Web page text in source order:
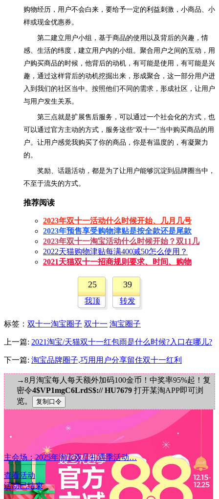
购物经历，用户不会白来，要给予一定的利益刺激，小商品、小
样或现金优惠券。
第二建立用户小组，基于商品的使用以及背后的兴趣，情
感、生活的纬度，建立用户内的小组。聚合用户之间的互动，用
户购买商品的时候，他背后的动机，有可能是使用，有可能是兴
趣，通过这样背后的动机挖掘出来，形成聚合，这一部分用户进
入到我们的社区当中。按照他们不同的需求，形成社区，让用户
与用户发生关系。
第三点就是扩展售后服务，可以通过一个社会化的方式，也
可以通过官方主动的方式，服务这些“双十一”当中购买商品的用
户。让用户感觉我购买了你的商品，你是有温度的，有凝聚力
的。
奖励、话题活动，都是为了让用户能够沉淀到品牌圈当中，
不至于流失的方式。
推荐阅读
2023年双十一活动什么时候开始、几月几号
2023年预售享受购物津贴是按全款还是尾款
2023年双十一淘宝活动什么时候开始？双11几
2022天猫购物津贴每满400减50怎么使用？
2021天猫双十一招商规则要求、时间、购物
25
我顶
39
转发
标签 ： 双十一淘宝圈子 双十一 淘宝圈子
上一篇: 2021淘宝/天猫双十一红包雨是什么时候?入口在哪儿?
下一篇: 淘宝品牌圈子,巧用用户分享留住双十一红利
→8月淘宝每人每天额外加码100金币！中奖率95%起！复
密令4$VP1mgC6LrdS$:// HU7679 打开某淘APP即可浏
览。
主会场：2025年淘宝双旦礼遇季活动…
查看活动
活动已结束